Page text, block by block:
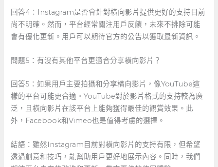
回答4：Instagram是否會針對橫向影片提供更好的支持目前
尚不明確。然而，平台經常關注用戶反饋，未來不排除可能
會有優化更新。用戶可以期待官方的公告以獲取最新資訊。
問題5：有沒有其他平台更適合分享橫向影片？
回答5：如果用戶主要拍攝和分享橫向影片，像YouTube這
樣的平台可能更合適。YouTube對於影片格式的支持較為廣
泛，且橫向影片在該平台上能夠獲得最佳的觀賞效果。此
外，Facebook和Vimeo也是值得考慮的選擇。
結語：雖然Instagram目前對橫向影片的支持有限，但希望
透過創意和技巧，能幫助用戶更好地展示內容。同時，我們